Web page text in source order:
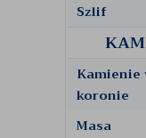
Szlif
Kamienie
koronie
Masa